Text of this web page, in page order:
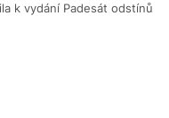
k vydání Padesát odstínů